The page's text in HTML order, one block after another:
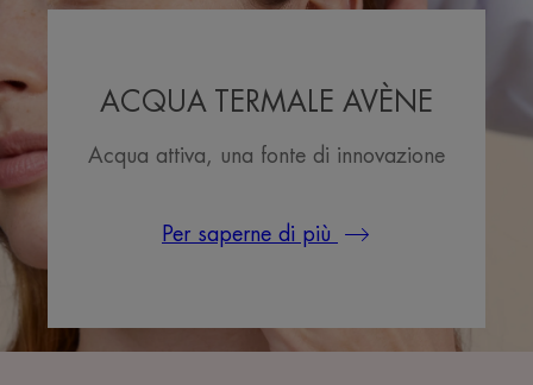
ACQUA TERMALE AVÈNE
Acqua attiva, una fonte di innovazione
Per saperne di più